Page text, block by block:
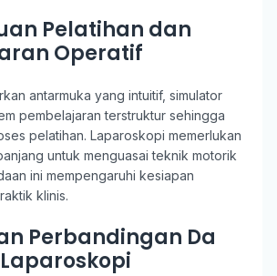
Pelatihan dan
Operatif
antarmuka yang intuitif, simulator
pembelajaran terstruktur sehingga
pelatihan. Laparoskopi memerlukan
untuk menguasai teknik motorik
ini mempengaruhi kesiapan
klinis.
Perbandingan Da